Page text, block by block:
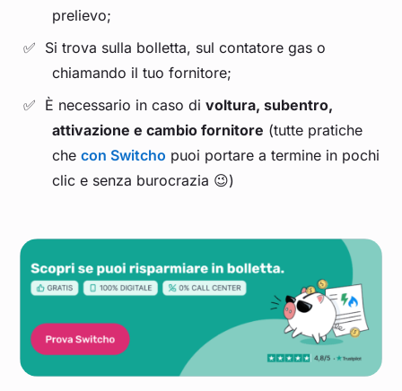
prelievo;
Si trova sulla bolletta, sul contatore gas o
chiamando il tuo fornitore;
È necessario in caso di voltura, subentro,
attivazione e cambio fornitore (tutte pratiche
checon Switcho puoi portare a termine in pochi
clic e senza burocrazia 😉)